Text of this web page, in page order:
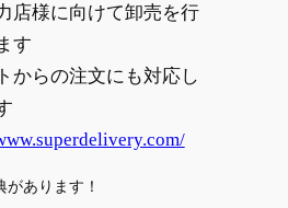
店様に向けて卸売を行
す
からの注文にも対応し
あります！